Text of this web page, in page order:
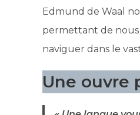
Edmund de Waal
permettant de nous
naviguer dans le
Une ouvre